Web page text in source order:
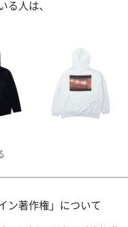
る人は、
ン著作権」について